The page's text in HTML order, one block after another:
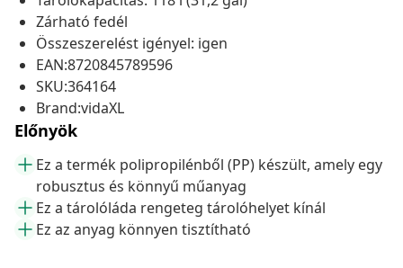
Zárható fedél
Összeszerelést igényel: igen
EAN:8720845789596
SKU:364164
Brand:vidaXL
Előnyök
Ez a termék polipropilénből (PP) készült, amely egy
robusztus és könnyű műanyag
Ez a tárolóláda rengeteg tárolóhelyet kínál
Ez az anyag könnyen tisztítható